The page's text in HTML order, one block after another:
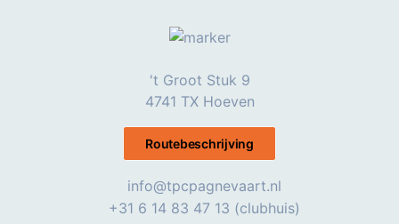
't Groot Stuk 9
4741 TX Hoeven
Routebeschrijving
info@tpcpagnevaart.nl
+31 6 14 83 47 13 (clubhuis)